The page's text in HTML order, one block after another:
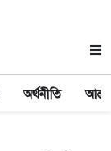
অর্থনীতি